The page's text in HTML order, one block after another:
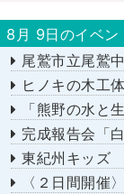
8月 9日のイベン
尾鷲市立尾鷲
ヒノキの木工
「熊野の水と
完成報告会「白模
東紀州キッズ
〈２日間開催